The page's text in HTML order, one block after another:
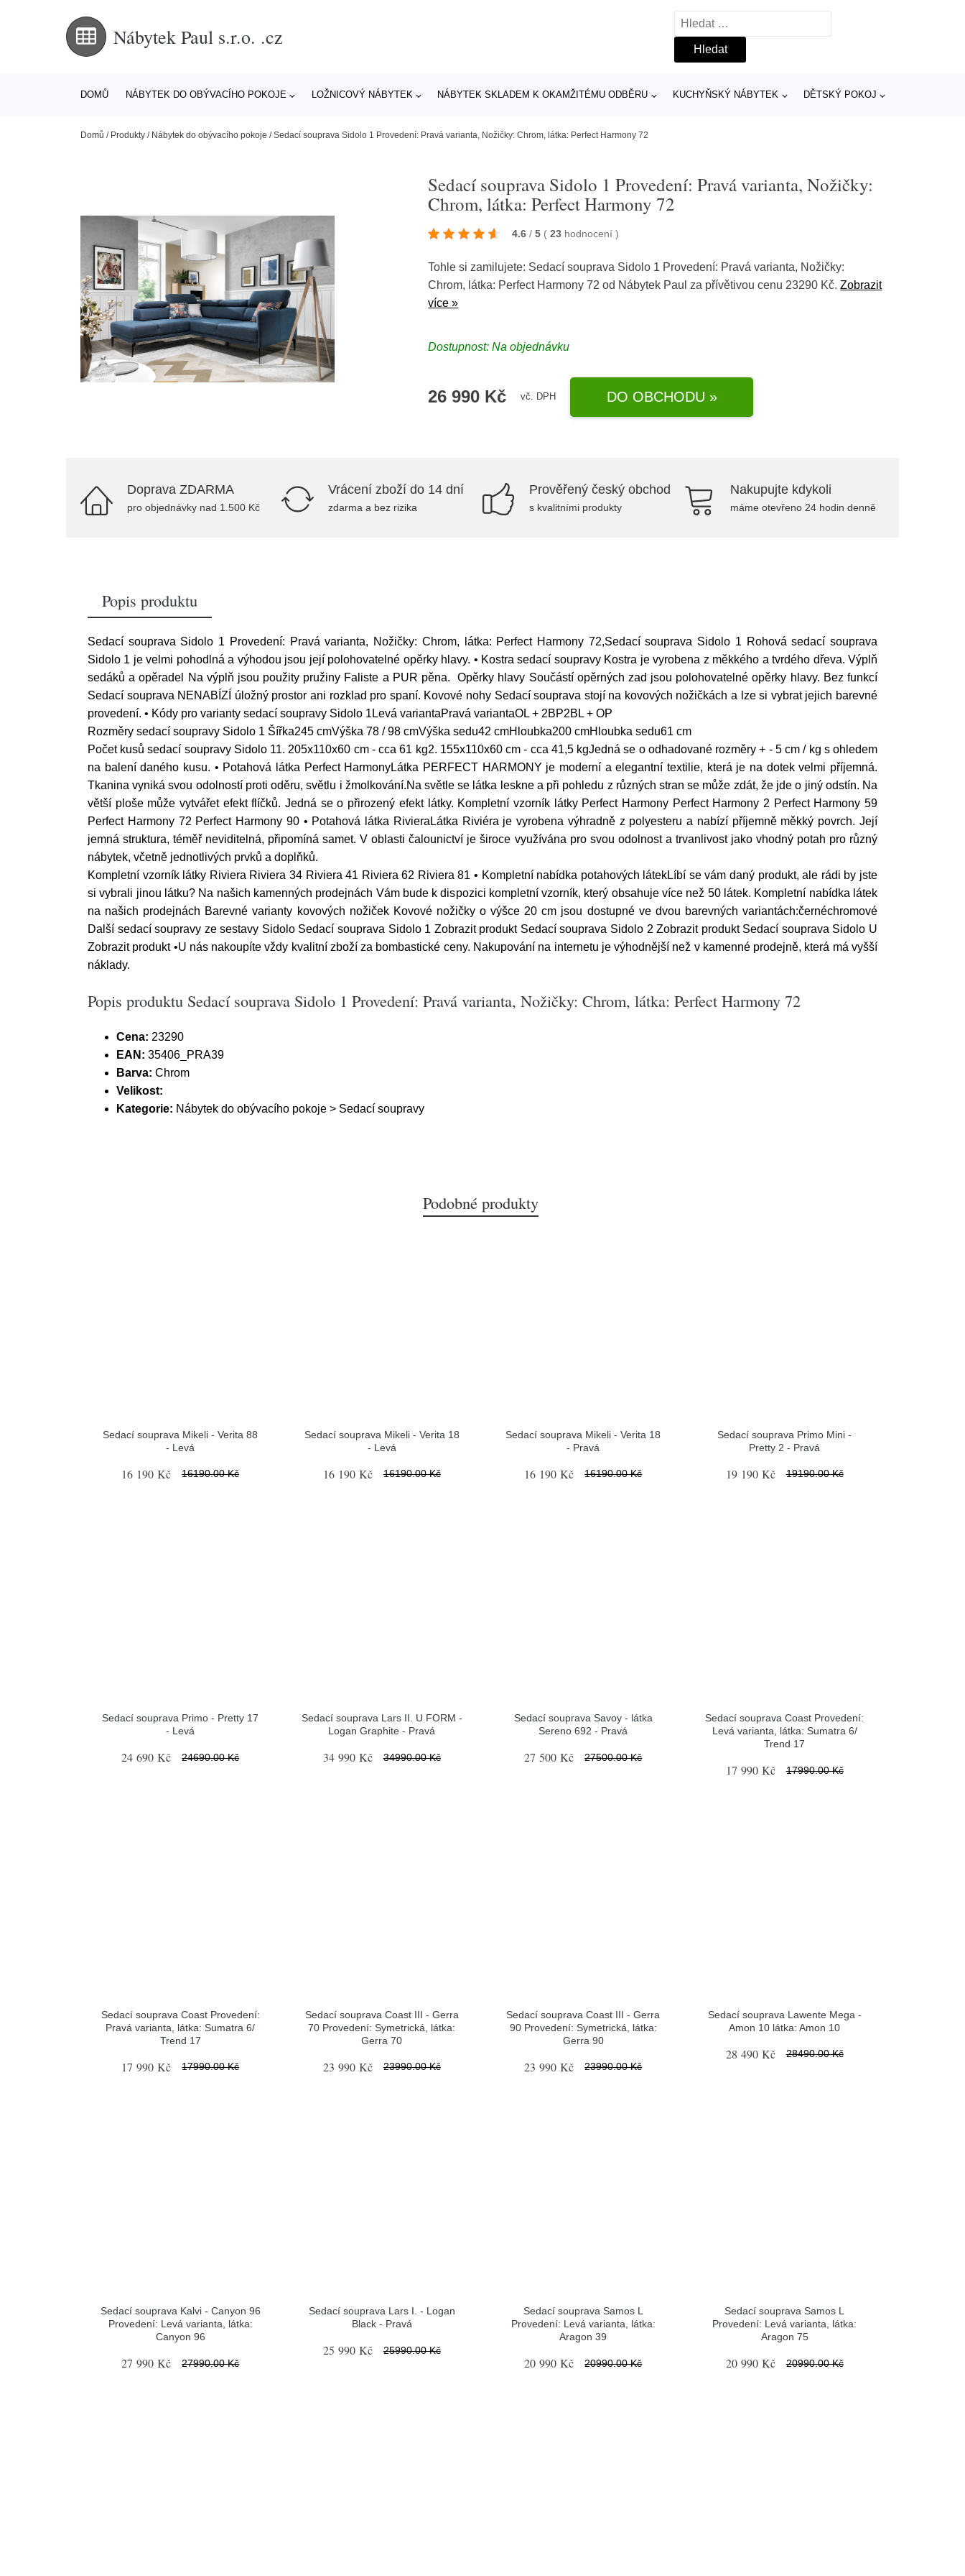
Nábytek Paul s.r.o. .cz
Vyhledávání
DOMŮ NÁBYTEK DO OBÝVACÍHO POKOJE LOŽNICOVÝ NÁBYTEK NÁBYTEK SKLADEM K OKAMŽITÉMU ODBĚRU KUCHYŇSKÝ NÁBYTEK DĚTSKÝ POKOJ
Domů / Produkty / Nábytek do obývacího pokoje /Sedací souprava Sidolo 1 Provedení: Pravá varianta, Nožičky: Chrom, látka: Perfect Harmony 72
Sedací souprava Sidolo 1 Provedení: Pravá varianta, Nožičky:
Chrom, látka: Perfect Harmony 72
4.6 / 5 ( 23 hodnocení)
Tohle si zamilujete: Sedací souprava Sidolo 1 Provedení: Pravá varianta, Nožičky:
Chrom, látka: Perfect Harmony 72 od Nábytek Paul za přívětivou cenu 23290 Kč.Zobrazit
více »
Dostupnost: Na objednávku
26 990 Kč vč. DPH DO OBCHODU »
Doprava ZDARMA
pro objednávky nad 1.500 Kč
Vrácení zboží do 14 dní
zdarma a bez rizika
Prověřený český obchod
s kvalitními produkty
Nakupujte kdykoli
máme otevřeno 24 hodin denně
Popis produktu
Sedací souprava Sidolo 1 Provedení: Pravá varianta, Nožičky: Chrom, látka: Perfect Harmony 72,Sedací souprava Sidolo 1 Rohová sedací souprava
Sidolo 1 je velmi pohodlná a výhodou jsou její polohovatelné opěrky hlavy. • Kostra sedací soupravy Kostra je vyrobena z měkkého a tvrdého dřeva. Výplň
sedáků a opěradel Na výplň jsou použity pružiny Faliste a PUR pěna. Opěrky hlavy Součástí opěrných zad jsou polohovatelné opěrky hlavy. Bez funkcí
Sedací souprava NENABÍZÍ úložný prostor ani rozklad pro spaní. Kovové nohy Sedací souprava stojí na kovových nožičkách a lze si vybrat jejich barevné
provedení. • Kódy pro varianty sedací soupravy Sidolo 1Levá variantaPravá variantaOL + 2BP2BL + OP
Rozměry sedací soupravy Sidolo 1 Šířka245 cmVýška 78 / 98 cmVýška sedu42 cmHloubka200 cmHloubka sedu61 cm
Počet kusů sedací soupravy Sidolo 11. 205x110x60 cm - cca 61 kg2. 155x110x60 cm - cca 41,5 kgJedná se o odhadované rozměry + - 5 cm / kg s ohledem
na balení daného kusu. • Potahová látka Perfect HarmonyLátka PERFECT HARMONY je moderní a elegantní textilie, která je na dotek velmi příjemná.
Tkanina vyniká svou odolností proti oděru, světlu i žmolkování.Na světle se látka leskne a při pohledu z různých stran se může zdát, že jde o jiný odstín. Na
větší ploše může vytvářet efekt flíčků. Jedná se o přirozený efekt látky. Kompletní vzorník látky Perfect Harmony Perfect Harmony 2 Perfect Harmony 59
Perfect Harmony 72 Perfect Harmony 90 • Potahová látka RivieraLátka Riviéra je vyrobena výhradně z polyesteru a nabízí příjemně měkký povrch. Její
jemná struktura, téměř neviditelná, připomíná samet. V oblasti čalounictví je široce využívána pro svou odolnost a trvanlivost jako vhodný potah pro různý
nábytek, včetně jednotlivých prvků a doplňků.
Kompletní vzorník látky Riviera Riviera 34 Riviera 41 Riviera 62 Riviera 81 • Kompletní nabídka potahových látekLíbí se vám daný produkt, ale rádi by jste
si vybrali jinou látku? Na našich kamenných prodejnách Vám bude k dispozici kompletní vzorník, který obsahuje více než 50 látek. Kompletní nabídka látek
na našich prodejnách Barevné varianty kovových nožiček Kovové nožičky o výšce 20 cm jsou dostupné ve dvou barevných variantách:černéchromové
Další sedací soupravy ze sestavy Sidolo Sedací souprava Sidolo 1 Zobrazit produkt Sedací souprava Sidolo 2 Zobrazit produkt Sedací souprava Sidolo U
Zobrazit produkt •U nás nakoupíte vždy kvalitní zboží za bombastické ceny. Nakupování na internetu je výhodnější než v kamenné prodejně, která má vyšší
náklady.
Popis produktu Sedací souprava Sidolo 1 Provedení: Pravá varianta, Nožičky: Chrom, látka: Perfect Harmony 72
Cena: 23290
EAN: 35406_PRA39
Barva: Chrom
Velikost:
Kategorie: Nábytek do obývacího pokoje > Sedací soupravy
Podobné produkty
Sedací souprava Mikeli - Verita 88
- Levá
16 190 Kč 16190.00 Kč
Sedací souprava Mikeli - Verita 18
- Levá
16 190 Kč 16190.00 Kč
Sedací souprava Mikeli - Verita 18
- Pravá
16 190 Kč 16190.00 Kč
Sedací souprava Primo Mini -
Pretty 2 - Pravá
19 190 Kč 19190.00 Kč
Sedací souprava Primo - Pretty 17
- Levá
24 690 Kč 24690.00 Kč
Sedací souprava Lars II. U FORM -
Logan Graphite - Pravá
34 990 Kč 34990.00 Kč
Sedací souprava Savoy - látka
Sereno 692 - Pravá
27 500 Kč 27500.00 Kč
Sedací souprava Coast Provedení:
Levá varianta, látka: Sumatra 6/
Trend 17
17 990 Kč 17990.00 Kč
Sedací souprava Coast Provedení:
Pravá varianta, látka: Sumatra 6/
Trend 17
17 990 Kč 17990.00 Kč
Sedací souprava Coast III - Gerra
70 Provedení: Symetrická, látka:
Gerra 70
23 990 Kč 23990.00 Kč
Sedací souprava Coast III - Gerra
90 Provedení: Symetrická, látka:
Gerra 90
23 990 Kč 23990.00 Kč
Sedací souprava Lawente Mega -
Amon 10 látka: Amon 10
28 490 Kč 28490.00 Kč
Sedací souprava Kalvi - Canyon 96
Provedení: Levá varianta, látka:
Canyon 96
27 990 Kč 27990.00 Kč
Sedací souprava Lars I. - Logan
Black - Pravá
25 990 Kč 25990.00 Kč
Sedací souprava Samos L
Provedení: Levá varianta, látka:
Aragon 39
20 990 Kč 20990.00 Kč
Sedací souprava Samos L
Provedení: Levá varianta, látka:
Aragon 75
20 990 Kč 20990.00 Kč